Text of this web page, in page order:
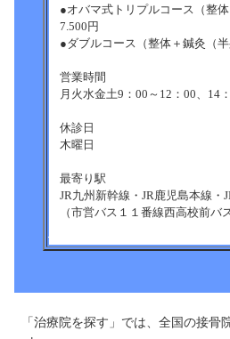
●オバマ式トリプルコース（整
7.500円
●ダブルコース（整体＋鍼灸（
営業時間
月火水金土9：00～12：00、
休診日
木曜日
最寄り駅
JR九州新幹線・JR鹿児島本線
（市営バス１１番線西高校前バ
その他
「治療院を探す」では、全国の接